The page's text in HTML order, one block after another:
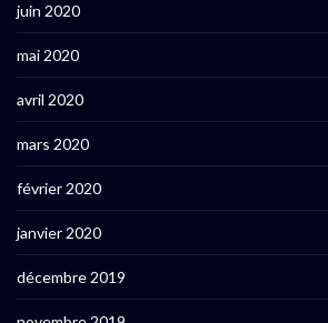
juin 2020
mai 2020
avril 2020
mars 2020
février 2020
janvier 2020
décembre 2019